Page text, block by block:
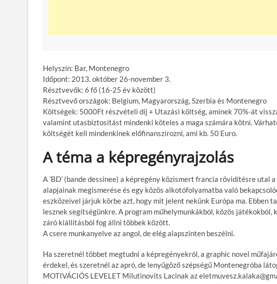
Helyszín: Bar, Montenegro
Időpont: 2013. október 26-november 3.
Résztvevők: 6 fő (16-25 év között)
Résztvevő országok: Belgium, Magyarország, Szerbia és Montenegro
Költségek: 5000Ft részvételi díj + Utazási költség, aminek 70%-át
valamint utasbiztosítást mindenki köteles a maga számára kötni.
költségét kell mindenkinek előfinanszírozni, ami kb. 50 Euro.
A téma a képregényrajzolás
A ’BD’ (bande dessinee) a képregény közismert francia rövidítésre utal
alapjainak megismerése és egy közös alkotófolyamatba való
eszközeivel járjuk körbe azt, hogy mit jelent nekünk Európa ma.
lesznek segítségünkre. A program műhelymunkákból, közös
záró kiállításból fog állni többek között.
A csere munkanyelve az angol, de elég alapszinten beszélni.
Ha szeretnél többet megtudni a képregényekról, a graphic novel
érdekel, és szeretnél az apró, de lenyűgöző szépségű Montenegróba
MOTIVÁCIÓS LEVELET Milutinovits Lacinak az